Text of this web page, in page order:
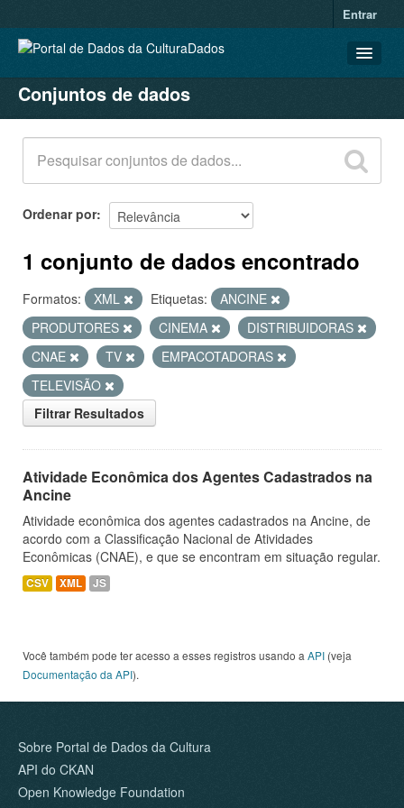
Entrar
CONJUNTOS DE DADOS
ORGANIZAÇÕES
GRUPOS
SOBRE
Conjuntos de dados
Ordenar por
1 conjunto de dados encontrado
Formatos: XML Etiquetas:
ANCINE
PRODUTORES
CINEMA
DISTRIBUIDORAS
CNAE
TV
EMPACOTADORAS
TELEVISÃO
Filtrar Resultados
Atividade Econômica dos Agentes Cadastrados na
Ancine
Atividade econômica dos agentes cadastrados na Ancine, de
acordo com a Classificação Nacional de Atividades
Econômicas (CNAE), e que se encontram em situação regular.
CSV XML JS
Você também pode ter acesso a esses registros usando a API (veja
Documentação da API).
Sobre Portal de Dados da Cultura
API do CKAN
Open Knowledge Foundation